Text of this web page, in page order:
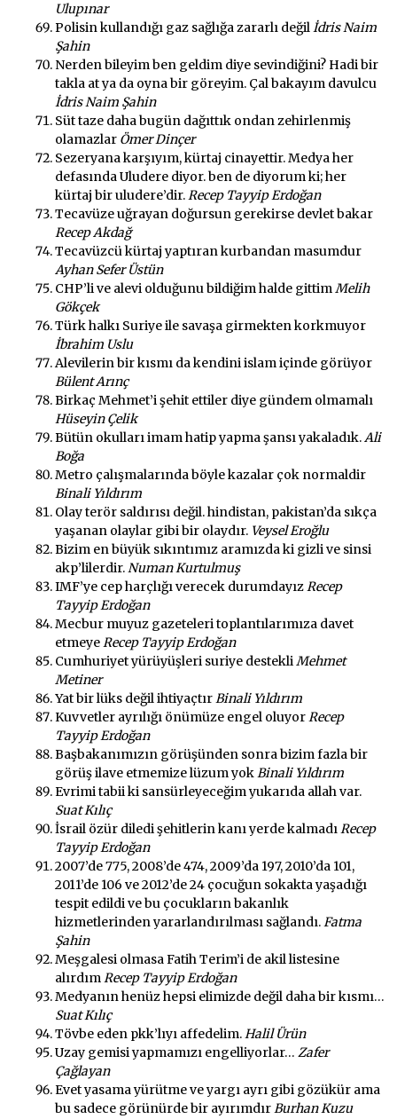
Ulupınar
Polisin kullandığı gaz sağlığa zararlı değilİdris Naim
Şahin
Nerden bileyim ben geldim diye sevindiğini? Hadi bir
takla at ya da oyna bir göreyim. Çal bakayım davulcu
İdris Naim Şahin
Süt taze daha bugün dağıttık ondan zehirlenmiş
olamazlar Ömer Dinçer
Sezeryana karşıyım, kürtaj cinayettir. Medya her
defasında Uludere diyor. ben de diyorum ki; her
kürtaj bir uludere’dir.Recep Tayyip Erdoğan
Tecavüze uğrayan doğursun gerekirse devlet bakar
Recep Akdağ
Tecavüzcü kürtaj yaptıran kurbandan masumdur
Ayhan Sefer Üstün
CHP’li ve alevi olduğunu bildiğim halde gittimMelih
Gökçek
Türk halkı Suriye ile savaşa girmekten korkmuyor
İbrahim Uslu
Alevilerin bir kısmı da kendini islam içinde görüyor
Bülent Arınç
Birkaç Mehmet’i şehit ettiler diye gündem olmamalı
Hüseyin Çelik
Bütün okulları imam hatip yapma şansı yakaladık.Ali
Boğa
Metro çalışmalarında böyle kazalar çok normaldir
Binali Yıldırım
Olay terör saldırısı değil. hindistan, pakistan’da sıkça
yaşanan olaylar gibi bir olaydır. Veysel Eroğlu
Bizim en büyük sıkıntımız aramızda ki gizli ve sinsi
akp’lilerdir.Numan Kurtulmuş
IMF’ye cep harçlığı verecek durumdayızRecep
Tayyip Erdoğan
Mecbur muyuz gazeteleri toplantılarımıza davet
etmeyeRecep Tayyip Erdoğan
Cumhuriyet yürüyüşleri suriye destekliMehmet
Metiner
Yat bir lüks değil ihtiyaçtırBinali Yıldırım
Kuvvetler ayrılığı önümüze engel oluyorRecep
Tayyip Erdoğan
Başbakanımızın görüşünden sonra bizim fazla bir
görüş ilave etmemize lüzum yokBinali Yıldırım
Evrimi tabii ki sansürleyeceğim yukarıda allah var.
Suat Kılıç
İsrail özür diledi şehitlerin kanı yerde kalmadıRecep
Tayyip Erdoğan
2007’de 775, 2008’de 474, 2009’da 197, 2010’da 101,
2011’de 106 ve 2012’de 24 çocuğun sokakta yaşadığı
tespit edildi ve bu çocukların bakanlık
hizmetlerinden yararlandırılması sağlandı.Fatma
Şahin
Meşgalesi olmasa Fatih Terim’i de akil listesine
alırdımRecep Tayyip Erdoğan
Medyanın henüz hepsi elimizde değil daha bir kısmı…
Suat Kılıç
Tövbe eden pkk’lıyı affedelim.Halil Ürün
Uzay gemisi yapmamızı engelliyorlar…Zafer
Çağlayan
Evet yasama yürütme ve yargı ayrı gibi gözükür ama
bu sadece görünürde bir ayırımdırBurhan Kuzu